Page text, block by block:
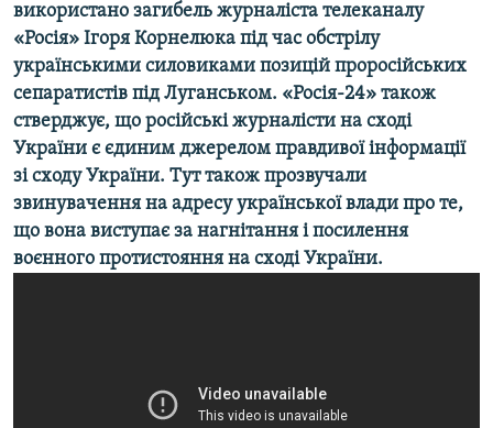
використано загибель журналіста телеканалу
«Росія» Ігоря Корнелюка під час обстрілу
українськими силовиками позицій проросійських
сепаратистів під Луганськом. «Росія-24» також
стверджує, що російські журналісти на сході
України є єдиним джерелом правдивої інформації
зі сходу України. Тут також прозвучали
звинувачення на адресу української влади про те,
що вона виступає за нагнітання і посилення
воєнного протистояння на сході України.